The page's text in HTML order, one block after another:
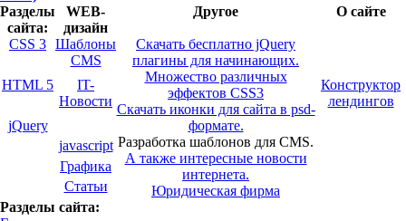
Разделы
сайта:
WEB-
дизайн
Другое О сайте
CSS 3 Шаблоны
CMS
Скачать бесплатно jQuery
плагины для начинающих.
Множество различных
эффектов CSS3
Скачать иконки для сайта в psd-
формате.
Разработка шаблонов для CMS.
А также интересные новости
интернета.
Юридическая фирма
HTML 5
IT-
Новости
Конструктор
лендингов
jQuery
javascript
Графика
Статьи
Разделы сайта: